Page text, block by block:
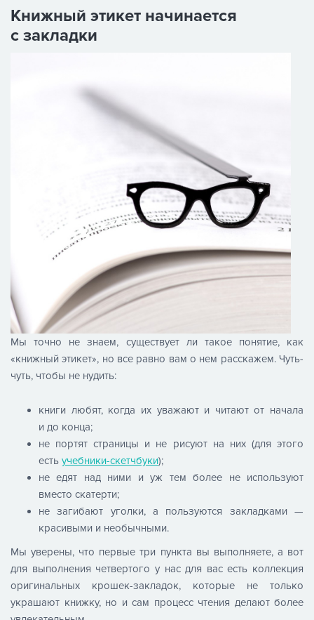
Книжный этикет начинается
с закладки
Мы точно не знаем, существует ли такое понятие, как
«книжный этикет», но все равно вам о нем расскажем. Чуть-
чуть, чтобы не нудить:
книги любят, когда их уважают и читают от начала
и до конца;
не портят страницы и не рисуют на них (для этого
есть учебники-скетчбуки);
не едят над ними и уж тем более не используют
вместо скатерти;
не загибают уголки, а пользуются закладками —
красивыми и необычными.
Мы уверены, что первые три пункта вы выполняете, а вот
для выполнения четвертого у нас для вас есть коллекция
оригинальных крошек-закладок, которые не только
украшают книжку, но и сам процесс чтения делают более